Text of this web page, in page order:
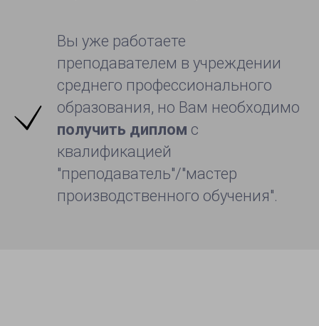
Вы уже работаете
преподавателем в учреждении
среднего профессионального
образования, но Вам необходимо
получить диплом с
квалификацией
"преподаватель"/"мастер
производственного обучения".